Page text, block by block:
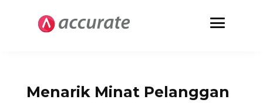
Menarik Minat Pelanggan